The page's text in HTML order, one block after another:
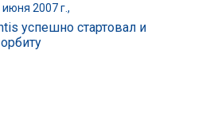
июня 2007 г.,
успешно стартовал и